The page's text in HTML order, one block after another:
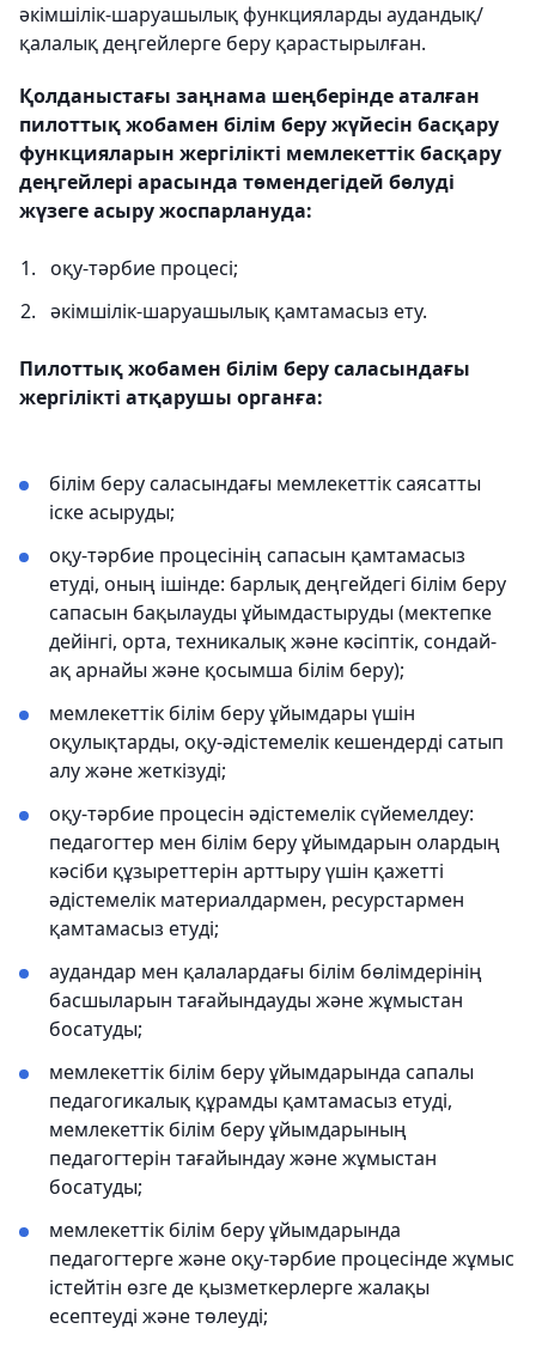
әкімшілік-шаруашылық функцияларды аудандық/
қалалық деңгейлерге беру қарастырылған.
Қолданыстағы заңнама шеңберінде аталған
пилоттық жобамен білім беру жүйесін басқару
функцияларын жергілікті мемлекеттік басқару
деңгейлері арасында төмендегідей бөлуді
жүзеге асыру жоспарлануда:
оқу-тәрбие процесі;
әкімшілік-шаруашылық қамтамасыз ету.
Пилоттық жобамен білім беру саласындағы
жергілікті атқарушы органға:
білім беру саласындағы мемлекеттік саясатты
іске асыруды;
оқу-тәрбие процесінің сапасын қамтамасыз
етуді, оның ішінде: барлық деңгейдегі білім беру
сапасын бақылауды ұйымдастыруды (мектепке
дейінгі, орта, техникалық және кәсіптік, сондай-
ақ арнайы және қосымша білім беру);
мемлекеттік білім беру ұйымдары үшін
оқулықтарды, оқу-әдістемелік кешендерді сатып
алу және жеткізуді;
оқу-тәрбие процесін әдістемелік сүйемелдеу:
педагогтер мен білім беру ұйымдарын олардың
кәсіби құзыреттерін арттыру үшін қажетті
әдістемелік материалдармен, ресурстармен
қамтамасыз етуді;
аудандар мен қалалардағы білім бөлімдерінің
басшыларын тағайындауды және жұмыстан
босатуды;
мемлекеттік білім беру ұйымдарында сапалы
педагогикалық құрамды қамтамасыз етуді,
мемлекеттік білім беру ұйымдарының
педагогтерін тағайындау және жұмыстан
босатуды;
мемлекеттік білім беру ұйымдарында
педагогтерге және оқу-тәрбие процесінде жұмыс
істейтін өзге де қызметкерлерге жалақы
есептеуді және төлеуді;